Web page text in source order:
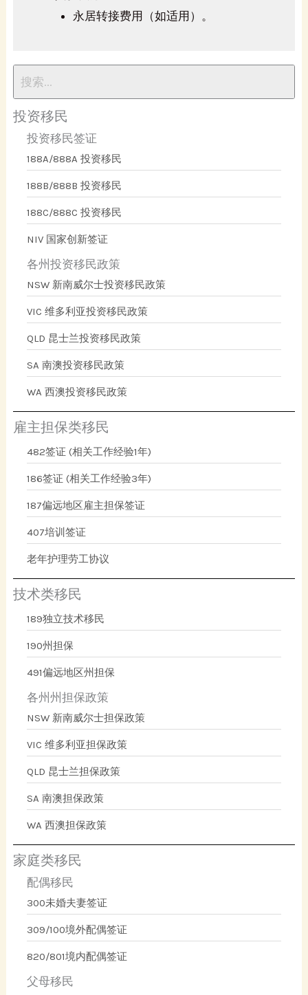
永居转接费用（如适用）。
投资移民
投资移民签证
188A/888A 投资移民
188B/888B 投资移民
188C/888C 投资移民
NIV 国家创新签证
各州投资移民政策
NSW 新南威尔士投资移民政策
VIC 维多利亚投资移民政策
QLD 昆士兰投资移民政策
SA 南澳投资移民政策
WA 西澳投资移民政策
雇主担保类移民
482签证 (相关工作经验1年)
186签证 (相关工作经验3年)
187偏远地区雇主担保签证
407培训签证
老年护理劳工协议
技术类移民
189独立技术移民
190州担保
491偏远地区州担保
各州州担保政策
NSW 新南威尔士担保政策
VIC 维多利亚担保政策
QLD 昆士兰担保政策
SA 南澳担保政策
WA 西澳担保政策
家庭类移民
配偶移民
300未婚夫妻签证
309/100境外配偶签证
820/801境内配偶签证
父母移民